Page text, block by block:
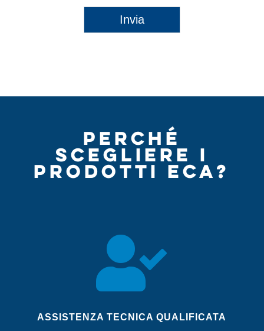
Invia
PERCHÉ
SCEGLIERE I
PRODOTTI ECA?

ASSISTENZA TECNICA QUALIFICATA